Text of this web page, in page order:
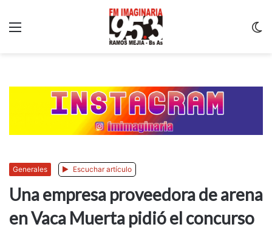
Generales Escuchar artículo
Una empresa proveedora de arena
en Vaca Muerta pidió el concurso